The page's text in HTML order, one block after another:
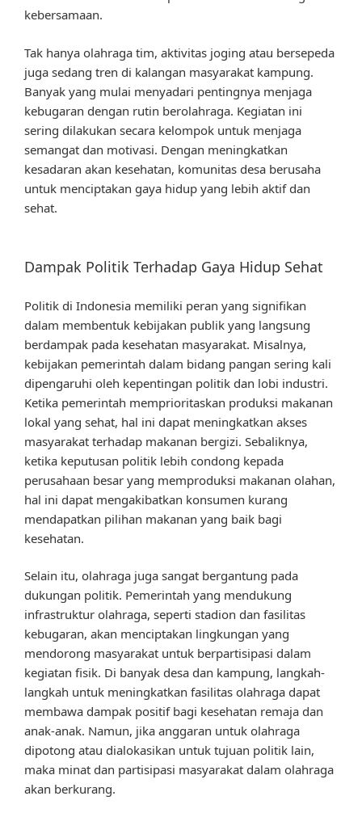
kebersamaan.
Tak hanya olahraga tim, aktivitas joging atau bersepeda
juga sedang tren di kalangan masyarakat kampung.
Banyak yang mulai menyadari pentingnya menjaga
kebugaran dengan rutin berolahraga. Kegiatan ini
sering dilakukan secara kelompok untuk menjaga
semangat dan motivasi. Dengan meningkatkan
kesadaran akan kesehatan, komunitas desa berusaha
untuk menciptakan gaya hidup yang lebih aktif dan
sehat.
Dampak Politik Terhadap Gaya Hidup Sehat
Politik di Indonesia memiliki peran yang signifikan
dalam membentuk kebijakan publik yang langsung
berdampak pada kesehatan masyarakat. Misalnya,
kebijakan pemerintah dalam bidang pangan sering kali
dipengaruhi oleh kepentingan politik dan lobi industri.
Ketika pemerintah memprioritaskan produksi makanan
lokal yang sehat, hal ini dapat meningkatkan akses
masyarakat terhadap makanan bergizi. Sebaliknya,
ketika keputusan politik lebih condong kepada
perusahaan besar yang memproduksi makanan olahan,
hal ini dapat mengakibatkan konsumen kurang
mendapatkan pilihan makanan yang baik bagi
kesehatan.
Selain itu, olahraga juga sangat bergantung pada
dukungan politik. Pemerintah yang mendukung
infrastruktur olahraga, seperti stadion dan fasilitas
kebugaran, akan menciptakan lingkungan yang
mendorong masyarakat untuk berpartisipasi dalam
kegiatan fisik. Di banyak desa dan kampung, langkah-
langkah untuk meningkatkan fasilitas olahraga dapat
membawa dampak positif bagi kesehatan remaja dan
anak-anak. Namun, jika anggaran untuk olahraga
dipotong atau dialokasikan untuk tujuan politik lain,
maka minat dan partisipasi masyarakat dalam olahraga
akan berkurang.